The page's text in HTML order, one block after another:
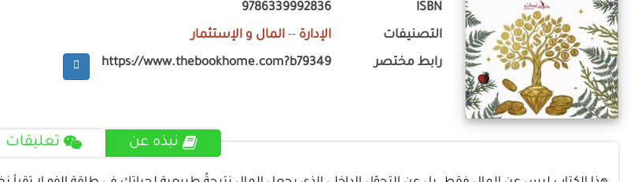
ISBN
9786339992836
التصنيفات الإدارة -- المال و الإستثمار
رابط مختصر https://www.thebookhome.com?b79349
نبذه عن تعليقات